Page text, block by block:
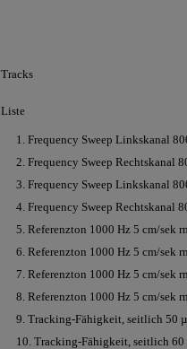
Tracks
Liste
1. Frequency Sweep Linkskanal
2. Frequency Sweep Rechtskanal
3. Frequency Sweep Linkskanal
4. Frequency Sweep Rechtskanal
5. Referenzton 1000 Hz 5 cm/sek
6. Referenzton 1000 Hz 5 cm/sek
7. Referenzton 1000 Hz 5 cm/sek
8. Referenzton 1000 Hz 5 cm/sek
9. Tracking-Fähigkeit, seitlich 50
10. Tracking-Fähigkeit, seitlich 60